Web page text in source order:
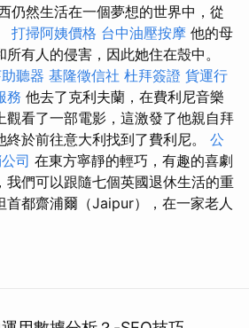
仍然生活在一個夢想的世界中，從
打掃阿姨價格 台中油壓按摩 他的母
有人的侵害，因此她住在殼中。
聽器 基隆徵信社 杜拜簽證 貨運行
務 他去了克利夫蘭，在費利尼音樂
觀看了一部電影，這激發了他親自拜
於前往意大利找到了費利尼。 公
司 在東方寧靜的輕巧，有趣的喜劇
我們可以跟隨七個英國退休生活的重
首都齋浦爾（Jaipur），在一家老人